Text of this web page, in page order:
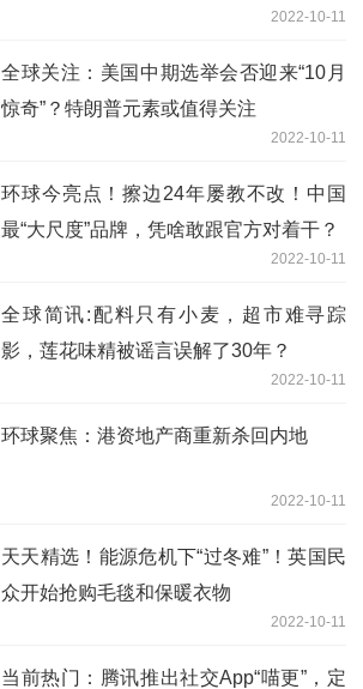
2022-10-11
全球关注：美国中期选举会否迎来“10月
惊奇”？特朗普元素或值得关注
2022-10-11
环球今亮点！擦边24年屡教不改！中国
最“大尺度”品牌，凭啥敢跟官方对着干？
2022-10-11
全球简讯:配料只有小麦，超市难寻踪
影，莲花味精被谣言误解了30年？
2022-10-11
环球聚焦：港资地产商重新杀回内地
2022-10-11
天天精选！能源危机下“过冬难”！英国民
众开始抢购毛毯和保暖衣物
2022-10-11
当前热门：腾讯推出社交App“喵更”，定